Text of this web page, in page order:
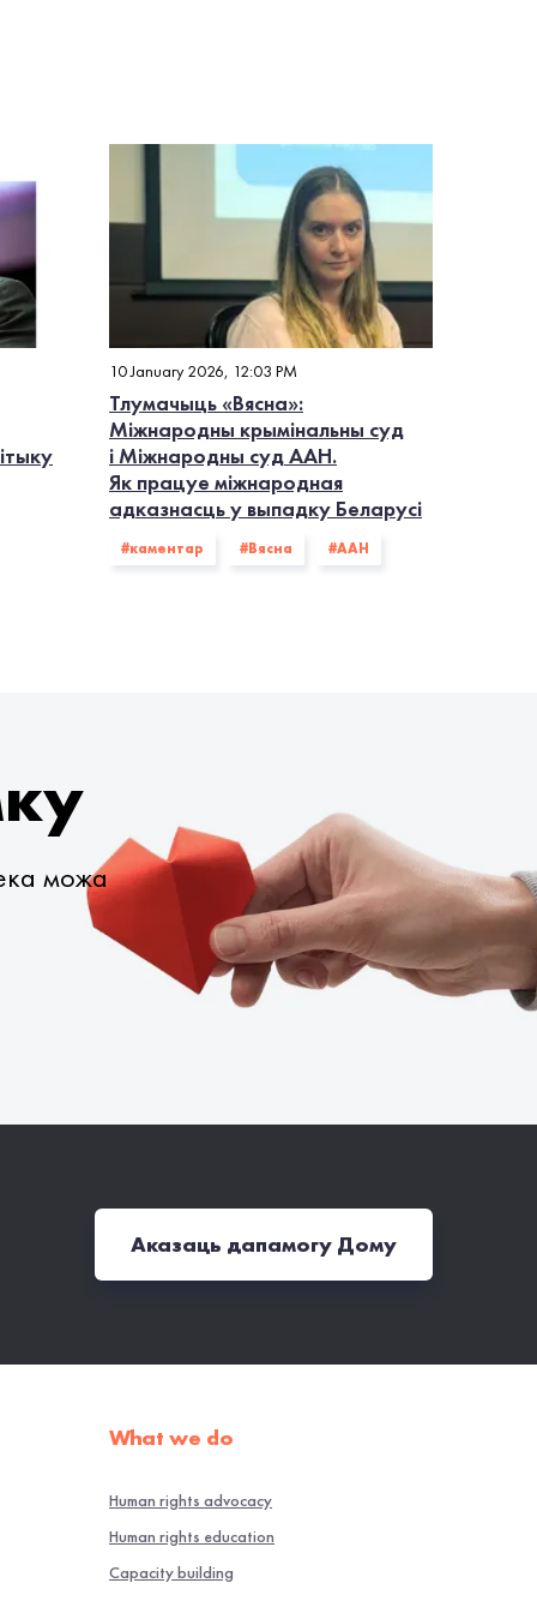
10 January 2026, 12:03 PM
Тлумачыць «Вясна»:
Міжнародны крымінальны суд
і Міжнародны суд ААН.
Як працуе міжнародная
адказнасць у выпадку Беларусі
#каментар #Вясна #ААН
можа
Аказаць дапамогу Дому
What we do
Human rights advocacy
Human rights education
Capacity building